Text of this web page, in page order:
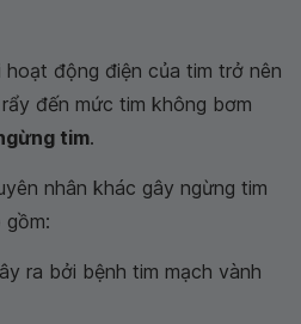
động điện của tim trở nên
đến mức tim không bơm
tim.
nhân khác gây ngừng tim
gồm:
ra bởi bệnh tim mạch vành